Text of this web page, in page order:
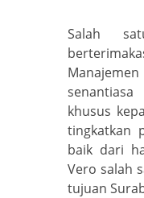
Salah
khusus
tingkatkan
baik dari
Vero salah
tujuan